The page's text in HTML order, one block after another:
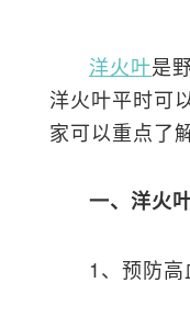
洋火叶是
洋火叶平时可
家可以重点了
一、洋火
1、预防